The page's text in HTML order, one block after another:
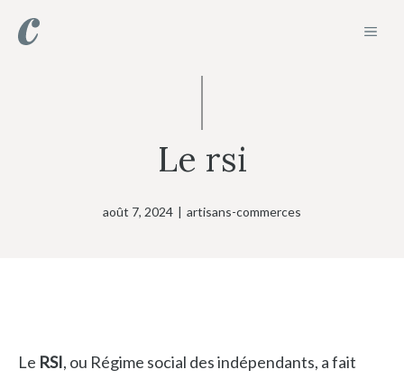
Le rsi
août 7, 2024 | artisans-commerces
Le RSI, ou Régime social des indépendants, a fait